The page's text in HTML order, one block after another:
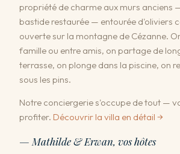
propriété de charme aux murs anciens
bastide restaurée — entourée d'oliviers
ouverte sur la montagne de Cézanne.
famille ou entre amis, on partage de
terrasse, on plonge dans la piscine, on
sous les pins.
Notre conciergerie s'occupe de tout —
profiter. Découvrir la villa en détail →
— Mathilde & Erwan, vos hôtes